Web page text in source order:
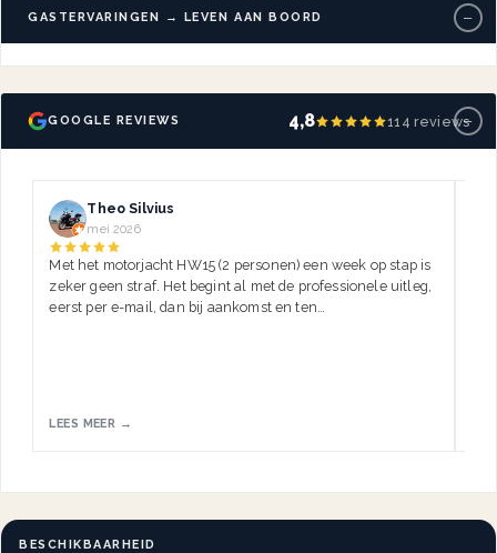
BESCHIKBAARHEID
GOOGLE REVIEWS 4,8 114 reviews−
Theo Silvius
mei 2026
Met het motorjacht HW15 (2 personen) een week op stap is
zeker geen straf. Het begint al met de professionele uitleg,
eerst per e-mail, dan bij aankomst en ten…
LEES MEER →
GASTERVARINGEN → LEVEN AAN BOORD −